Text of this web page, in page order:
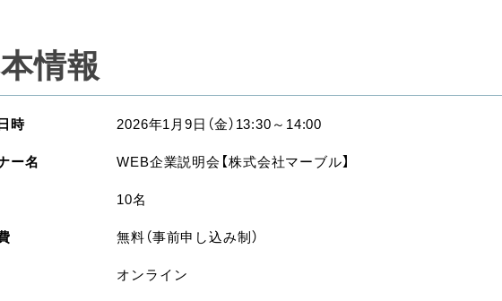
情報
時
2026年1月9日（金）13:30～14:00
ー名
WEB企業説明会【株式会社マーブル】
10名
無料（事前申し込み制）
オンライン